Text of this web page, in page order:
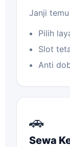
Janji
Pilih
Slot
Anti
🚗
Sewa